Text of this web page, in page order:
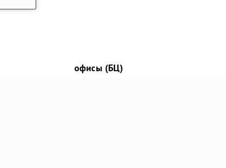
офисы (БЦ)